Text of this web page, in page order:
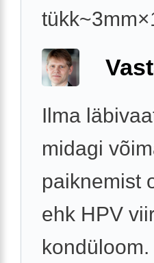
Ilma
midagi
paiknemist
ehk HPV
kondüloom.